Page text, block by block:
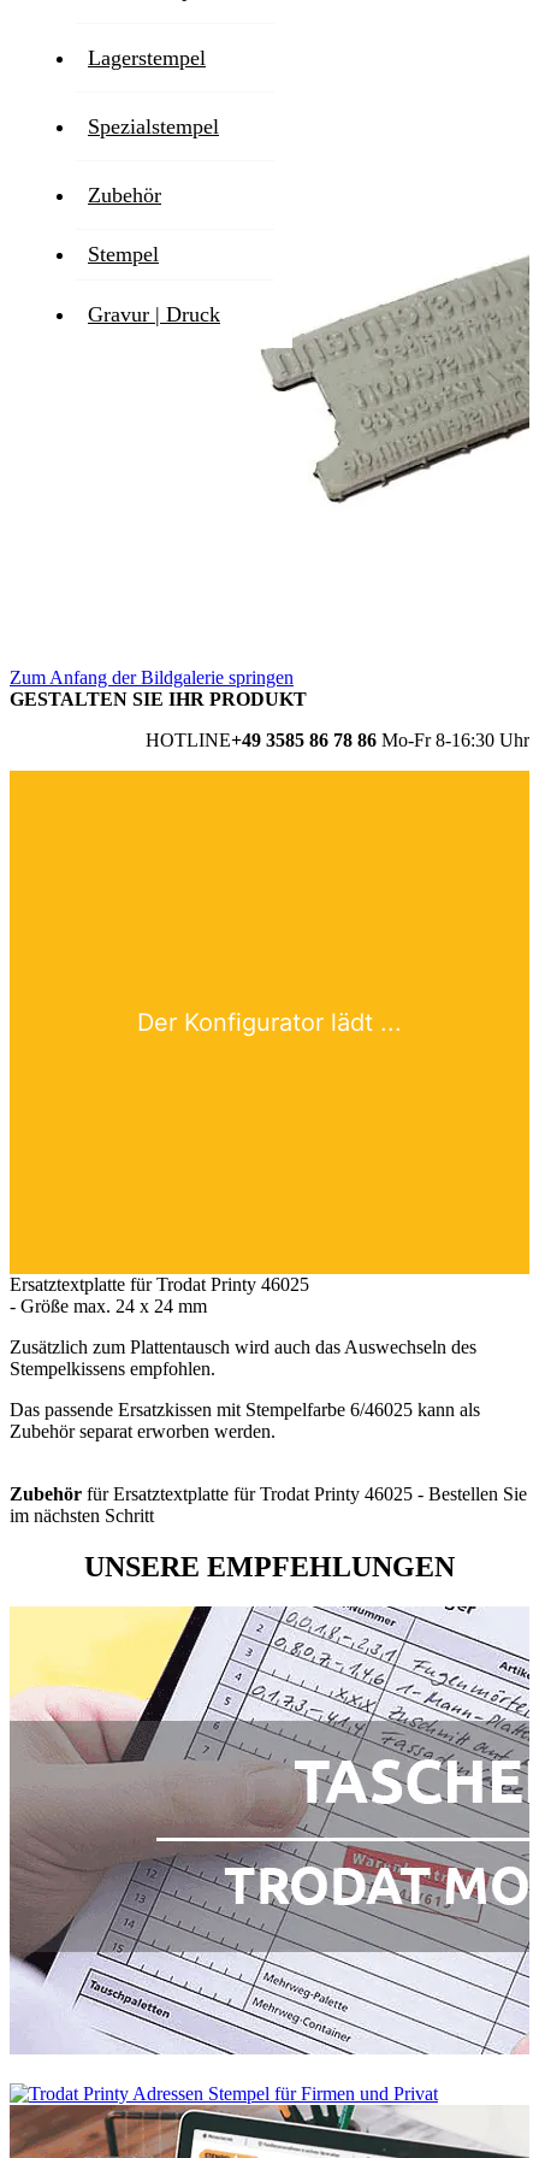
Lagerstempel
Spezialstempel
Zubehör
Stempel
Gravur | Druck
Zum Ende der Bildgalerie springen
Zum Anfang der Bildgalerie springen
GESTALTEN SIE IHR PRODUKT
HOTLINE+49 3585 86 78 86 Mo-Fr 8-16:30 Uhr
Ersatztextplatte für Trodat Printy 46025
- Größe max. 24 x 24 mm
Zusätzlich zum Plattentausch wird auch das Auswechseln des
Stempelkissens empfohlen.
Das passende Ersatzkissen mit Stempelfarbe 6/46025 kann als
Zubehör separat erworben werden.
Zubehör für Ersatztextplatte für Trodat Printy 46025 - Bestellen Sie
im nächsten Schritt
UNSERE EMPFEHLUNGEN